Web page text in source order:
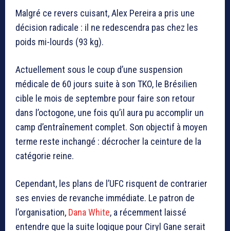
Malgré ce revers cuisant, Alex Pereira a pris une
décision radicale : il ne redescendra pas chez les
poids mi-lourds (93 kg).
Actuellement sous le coup d’une suspension
médicale de 60 jours suite à son TKO, le Brésilien
cible le mois de septembre pour faire son retour
dans l’octogone, une fois qu’il aura pu accomplir un
camp d’entraînement complet. Son objectif à moyen
terme reste inchangé : décrocher la ceinture de la
catégorie reine.
Cependant, les plans de l’UFC risquent de contrarier
ses envies de revanche immédiate. Le patron de
l’organisation, Dana White, a récemment laissé
entendre que la suite logique pour Ciryl Gane serait